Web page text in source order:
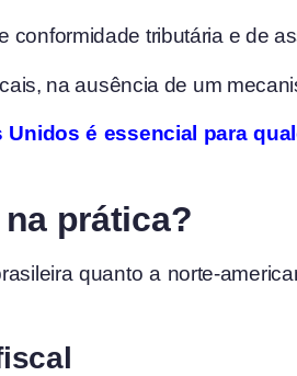
conformidade tributária e de
na ausência de um
é essencial para
prática?
quanto a norte-